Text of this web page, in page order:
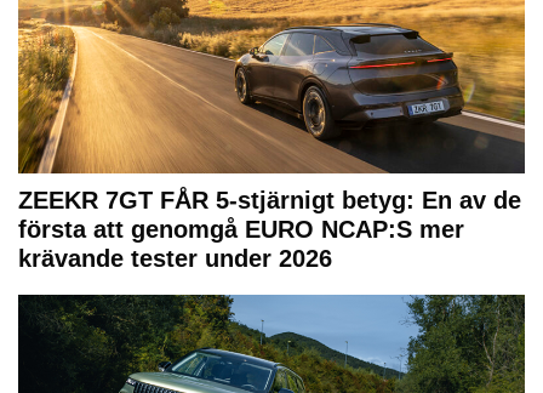
ZEEKR 7GT FÅR 5-stjärnigt betyg: En av de
första att genomgå EURO NCAP:S mer
krävande tester under 2026